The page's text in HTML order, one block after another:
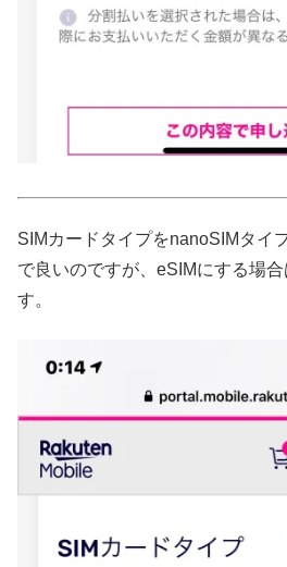
SIMカードタイプをnanoSIMタイ
で良いのですが、eSIMにする場
す。